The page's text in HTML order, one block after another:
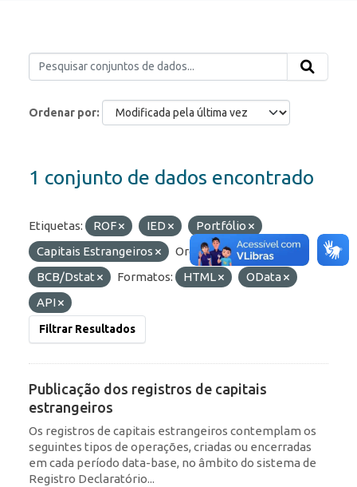
Ordenar por
1 conjunto de dados encontrado
Etiquetas: ROF IED
Portfólio
Capitais Estrangeiros
Organizações:
BCB/Dstat
Formatos: HTML
OData
API
Filtrar Resultados
Publicação dos registros de capitais
estrangeiros
Os registros de capitais estrangeiros contemplam os
seguintes tipos de operações, criadas ou encerradas
em cada período data-base, no âmbito do sistema de
Registro Declaratório...